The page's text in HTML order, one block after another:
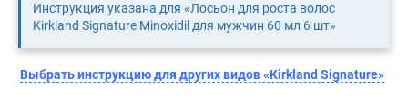
Инструкция указана для «Лосьон для роста волос
Kirkland Signature Minoxidil для мужчин 60 мл 6 шт»
Выбрать инструкцию для других видов «Kirkland Signature»